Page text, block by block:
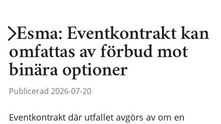
Esma: Eventkontrakt kan
omfattas av förbud mot
binära optioner
Publicerad 2026-07-20
Eventkontrakt där utfallet avgörs av om en